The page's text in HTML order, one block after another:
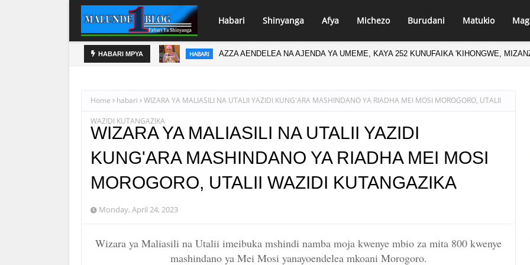
Habari Shinyanga Afya Michezo Burudani Matukio
HABARI MPYA HABARI AZZA AENDELEA NA AJENDA YA UMEME, KAYA 252 KUNUFAIKA 'KIHONGWE,
Home habari WIZARA YA MALIASILI NA UTALII YAZIDI KUNG'ARA MASHINDANO YA RIADHA MEI MOSI MOROGORO, UTALII
WAZIDI KUTANGAZIKA
WIZARA YA MALIASILI NA UTALII YAZIDI
KUNG'ARA MASHINDANO YA RIADHA MEI MOSI
MOROGORO, UTALII WAZIDI KUTANGAZIKA
Monday, April 24, 2023
Wizara ya Maliasili na Utalii imeibuka mshindi namba moja kwenye mbio za mita 800 kwenye
mashindano ya Mei Mosi yanayoendelea mkoani Morogoro.